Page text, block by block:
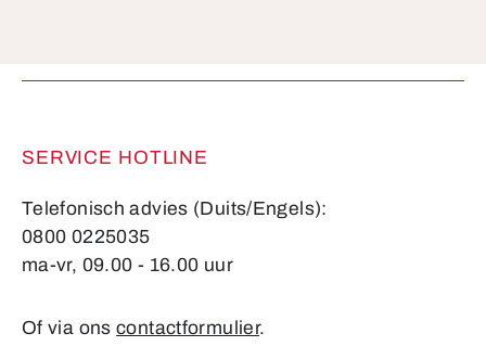
SERVICE HOTLINE
Telefonisch advies (Duits/Engels):
0800 0225035
ma-vr, 09.00 - 16.00 uur
Of via onscontactformulier.